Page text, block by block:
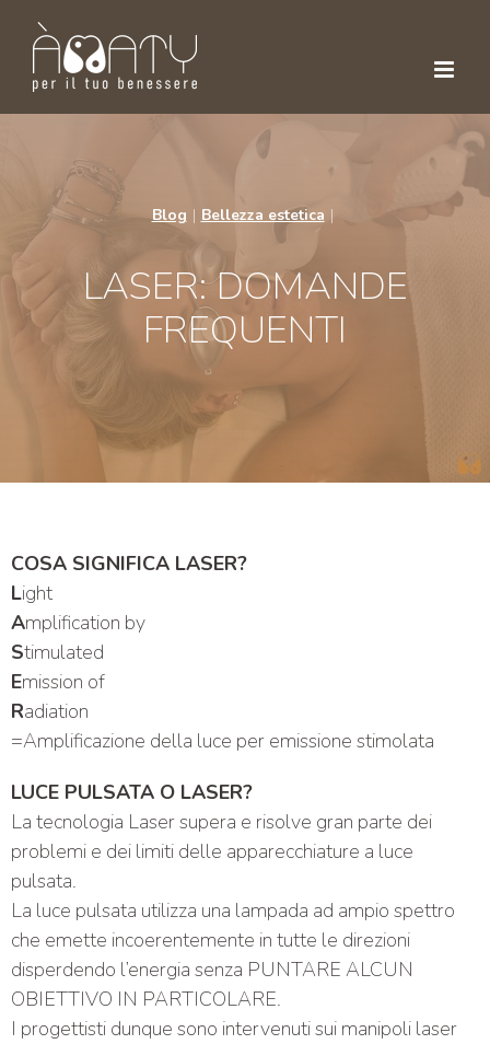
content
Blog | Bellezza estetica |
LASER: DOMANDE
FREQUENTI
COSA SIGNIFICA LASER?
Light
Amplification by
Stimulated
Emission of
Radiation
=Amplificazione della luce per emissione stimolata
LUCE PULSATA O LASER?
La tecnologia Laser supera e risolve gran parte dei
problemi e dei limiti delle apparecchiature a luce
pulsata.
La luce pulsata utilizza una lampada ad ampio spettro
che emette incoerentemente in tutte le direzioni
disperdendo l’energia senza PUNTARE ALCUN
OBIETTIVO IN PARTICOLARE.
I progettisti dunque sono intervenuti sui manipoli laser